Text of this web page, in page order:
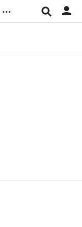
...